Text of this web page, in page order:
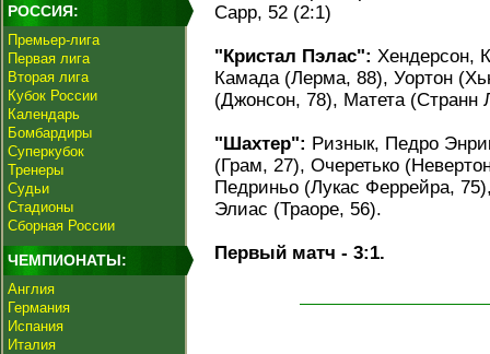
РОССИЯ:
Премьер-лига
Первая лига
Вторая лига
Кубок России
Календарь
Бомбардиры
Суперкубок
Тренеры
Судьи
Стадионы
Сборная России
ЧЕМПИОНАТЫ:
Англия
Германия
Испания
Италия
Сарр, 52 (2:1)
"Кристал Пэлас": Хендерсон,
Камада (Лерма, 88), Уортон
(Джонсон, 78), Матета (Странн
"Шахтер": Ризнык, Педро
(Грам, 27), Очеретько
Педриньо (Лукас Феррейра,
Элиас (Траоре, 56).
Первый матч - 3:1.